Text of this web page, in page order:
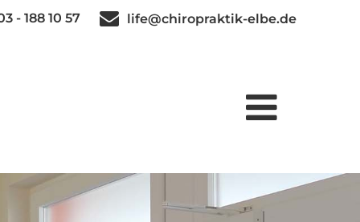
- 188 10 57 life@chiropraktik-elbe.de